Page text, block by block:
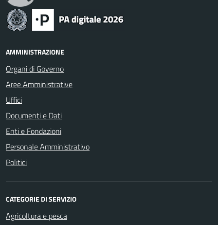
AMMINISTRAZIONE
Organi di Governo
Aree Amministrative
Uffici
Documenti e Dati
Enti e Fondazioni
Personale Amministrativo
Politici
CATEGORIE DI SERVIZIO
Agricoltura e pesca